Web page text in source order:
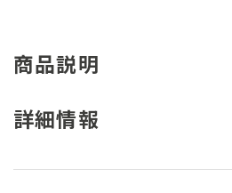
商品説明
詳細情報